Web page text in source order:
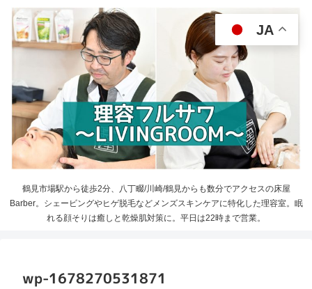
鶴見市場駅から徒歩2分、八丁畷/川崎/鶴見からも数分でアクセスの床屋
Barber。シェービングやヒゲ脱毛などメンズスキンケアに特化した理容室。眠
れる顔そりは癒しと乾燥肌対策に。平日は22時まで営業。
wp-1678270531871
JA